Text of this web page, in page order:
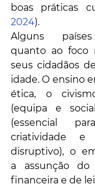
boas práticas
2024).
Alguns
quanto ao foco
seus cidadãos
idade. O ensino
ética, o
(equipa e
(essencial
criatividade e
disruptivo), o
a assunção do
financeira e de